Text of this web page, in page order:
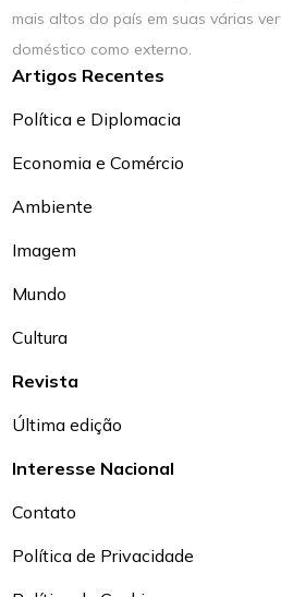
mais altos do país em suas várias
doméstico como externo.
Artigos Recentes
Política e Diplomacia
Economia e Comércio
Ambiente
Imagem
Mundo
Cultura
Revista
Última edição
Interesse Nacional
Contato
Política de Privacidade